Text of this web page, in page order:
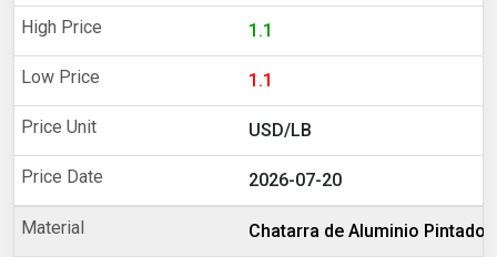
1.1
1.1
USD/LB
2026-07-20
Chatarra de Aluminio Pintado